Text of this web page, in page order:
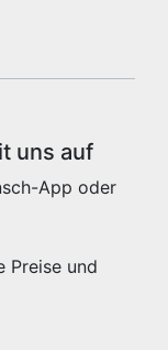
uns auf
App oder
Preise und